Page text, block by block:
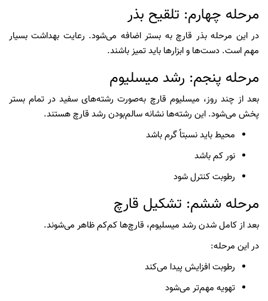
مرحله چهارم: تلقیح بذر
در این مرحله بذر قارچ به بستر اضافه می‌شود. رعایت بهداشت بسیار
مهم است. دست‌ها و ابزارها باید تمیز باشند.
مرحله پنجم: رشد میسلیوم
بعد از چند روز، میسلیوم قارچ به‌صورت رشته‌های سفید در تمام بستر
پخش می‌شود. این رشته‌ها نشانه سالم‌بودن رشد قارچ هستند.
محیط باید نسبتاً گرم باشد
نور کم باشد
رطوبت کنترل شود
مرحله ششم: تشکیل قارچ
بعد از کامل شدن رشد میسلیوم، قارچ‌ها کم‌کم ظاهر می‌شوند.
در این مرحله:
رطوبت افزایش پیدا می‌کند
تهویه مهم‌تر می‌شود